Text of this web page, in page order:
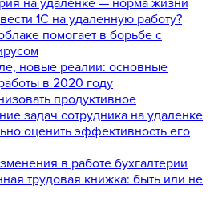
на удалёнке — норма жизни
1С на удаленную работу?
помогает в борьбе с
новые реалии: основные
в 2020 году
продуктивное
задач сотрудника на удаленке
оценить эффективность его
в работе бухгалтерии
трудовая книжка: быть или не